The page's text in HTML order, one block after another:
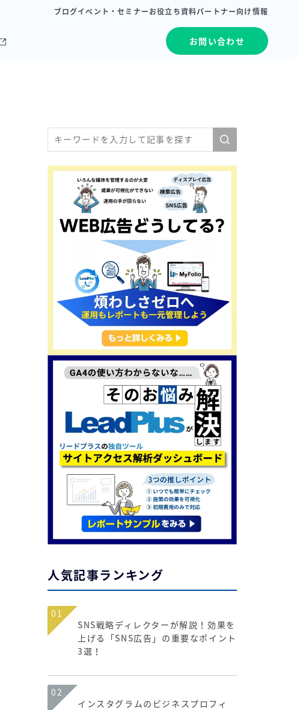
ブログイベント・セミナーお役立ち資料パートナー向け情報
お問い合わせ
人気記事ランキング
01
SNS戦略ディレクターが解説！効果を
上げる「SNS広告」の重要なポイント
3選！
02
インスタグラムのビジネスプロフィ